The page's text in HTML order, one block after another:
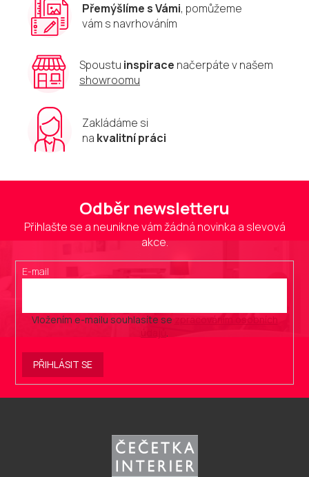
Přemýšlíme s Vámi, pomůžeme
vám s navrhováním
Spoustu inspirace načerpáte v našem
showroomu
Zakládáme si
na kvalitní práci
Odběr newsletteru
Přihlašte se a neunikne vám žádná novinka a slevová
akce.
E-mail
Vložením e-mailu souhlasíte se zpracováním osobních
.
PŘIHLÁSIT SE